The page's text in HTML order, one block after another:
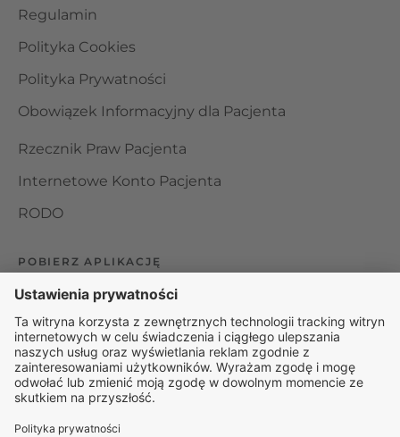
Regulamin
Polityka Cookies
Polityka Prywatności
Obowiązek Informacyjny dla Pacjenta
Rzecznik Praw Pacjenta
Internetowe Konto Pacjenta
RODO
POBIERZ APLIKACJĘ
Organizator udzielania świadczeń telemedycznych jest
podmiotem leczniczym w rozumieniu ustawy z dnia 15
kwietnia 2011 roku o działalności leczniczej, wpisanym do
rejestru podmiotów wykonujących działalność leczniczą pod
numerem: 000000229172.